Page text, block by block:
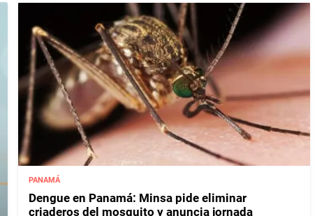
PANAMÁ
Dengue en Panamá: Minsa pide eliminar
criaderos del mosquito y anuncia jornada